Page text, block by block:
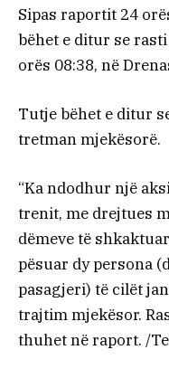
Sipas raportit 24
bëhet e ditur se
orës 08:38, në
Tutje bëhet e ditur
tretman mjekësorë.
“Ka ndodhur një
trenit, me drejtues
dëmeve të
pësuar dy persona
pasagjeri) të cilët
trajtim mjekësor.
thuhet në raport. /